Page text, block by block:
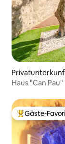
Haus "Can
Beliebter
Gäste-